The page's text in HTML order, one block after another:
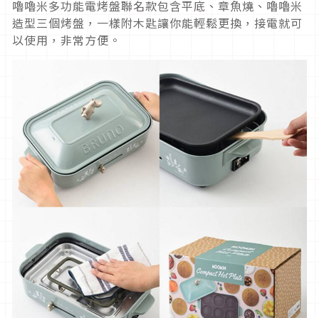
嚕嚕米多功能電烤盤聯名款包含平底、章魚燒、嚕嚕米
造型三個烤盤，一樣附木匙讓你能輕鬆更換，接電就可
以使用，非常方便。